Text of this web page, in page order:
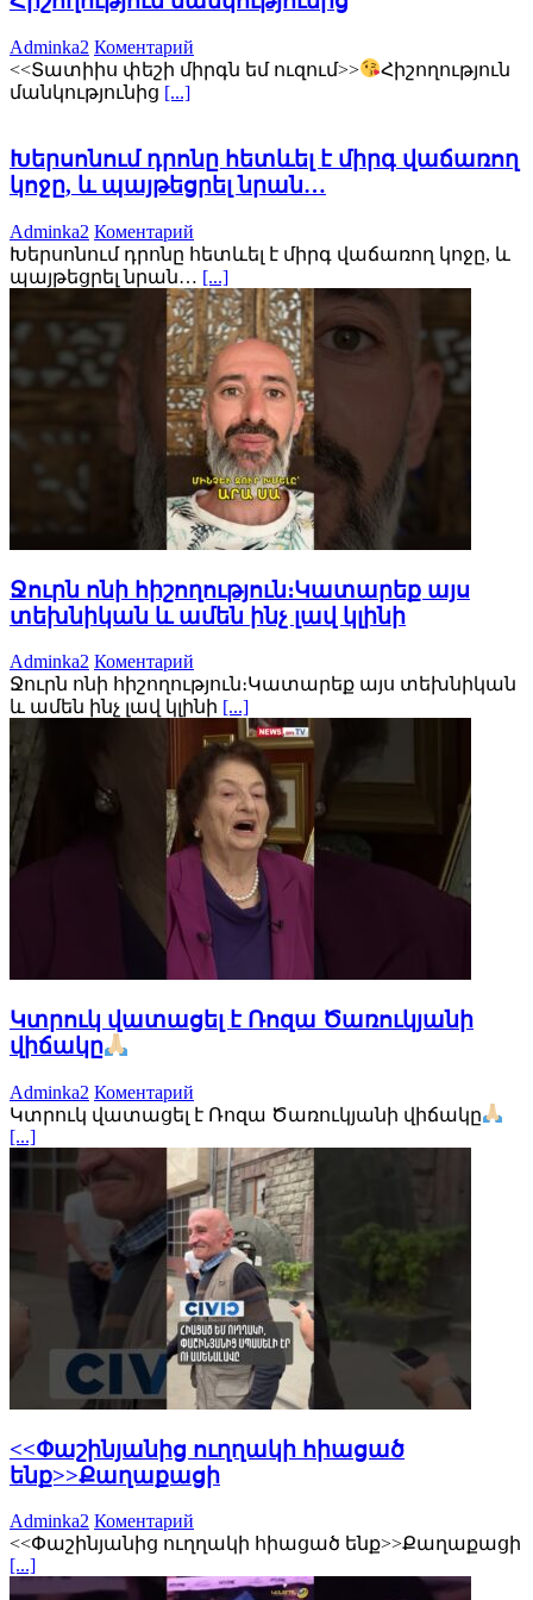
Adminka2 Коментарий
<<Տատիիս փեշի միրգն եմ ուզում>>
Հիշողություն
մանկությունից [...]
Խերսոնում դրոնը հետևել է միրգ վաճառող
կոջը, և պայթեցրել նրան…
Adminka2 Коментарий
Խերսոնում դրոնը հետևել է միրգ վաճառող կոջը, և
պայթեցրել նրան… [...]
Ջուրն ոնի հիշողություն։Կատարեք այս
տեխնիկան և ամեն ինչ լավ կլինի
Adminka2 Коментарий
Ջուրն ոնի հիշողություն։Կատարեք այս տեխնիկան
և ամեն ինչ լավ կլինի [...]
Կտրուկ վատացել է Ռոզա Ծառուկյանի
վիճակը
Adminka2 Коментарий
Կտրուկ վատացել է Ռոզա Ծառուկյանի վիճակը
[...]
<<Փաշինյանից ուղղակի հիացած
ենք>>Քաղաքացի
Adminka2 Коментарий
<<Փաշինյանից ուղղակի հիացած ենք>>Քաղաքացի
[...]